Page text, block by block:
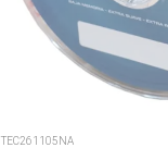
TEC261105NA